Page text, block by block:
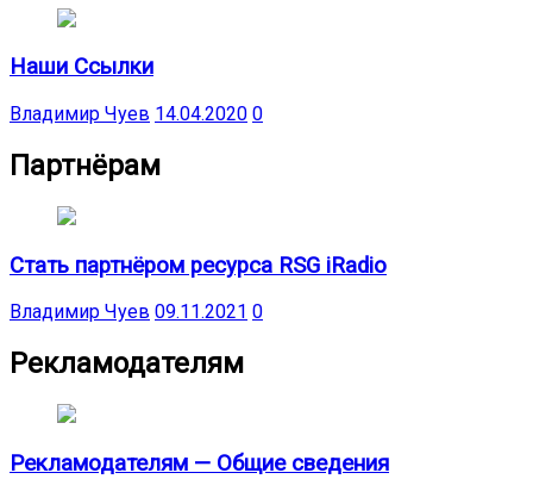
Наши Ссылки
Владимир Чуев 14.04.2020 0
Партнёрам
Стать партнёром ресурса RSG iRadio
Владимир Чуев 09.11.2021 0
Рекламодателям
Рекламодателям — Общие сведения